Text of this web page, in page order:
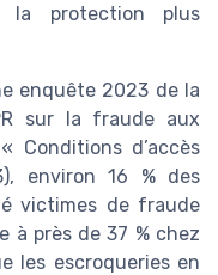
la protection plus
enquête 2023 de la
sur la fraude aux
Conditions d’accès
environ 16 % des
victimes de fraude
à près de 37 % chez
les escroqueries en